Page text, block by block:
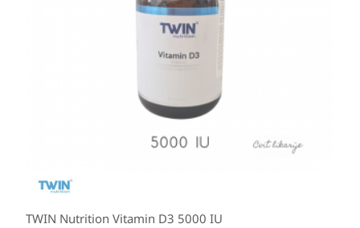
TWIN Nutrition Vitamin D3 5000 IU